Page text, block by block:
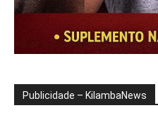
Publicidade – KilambaNews